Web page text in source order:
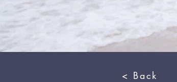
< Back